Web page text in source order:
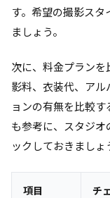
す。希望の撮影ス
ましょう。
次に、料金プラン
影料、衣装代、ア
ョンの有無を比較
も参考に、スタジ
ックしておきましょ
項目 チ